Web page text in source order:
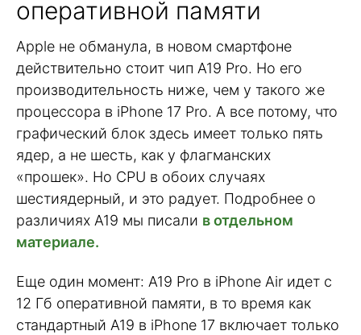
оперативной памяти
Apple не обманула, в новом смартфоне
действительно стоит чип A19 Pro. Но его
производительность ниже, чем у такого же
процессора в iPhone 17 Pro. А все потому, что
графический блок здесь имеет только пять
ядер, а не шесть, как у флагманских
«прошек». Но CPU в обоих случаях
шестиядерный, и это радует. Подробнее о
различиях A19 мы писали в отдельном
материале.
Еще один момент: A19 Pro в iPhone Air идет с
12 Гб оперативной памяти, в то время как
стандартный A19 в iPhone 17 включает только